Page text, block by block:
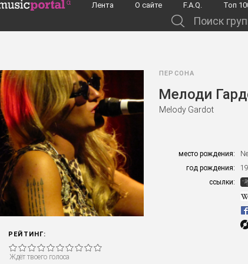
Лента О сайте F.A.Q. Toп
РЕЙТИНГ:
Ждёт твоего голоса
ПЕРСОНА
Мелоди
Melody Gardot
место рождения:
год рождения:
ссылки: